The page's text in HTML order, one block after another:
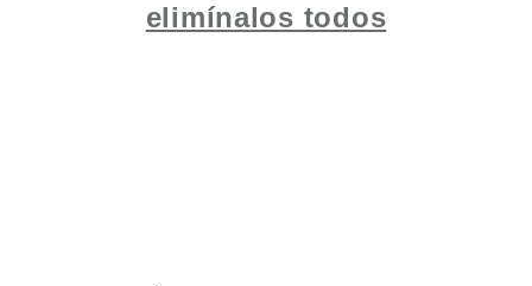
elimínalos todos